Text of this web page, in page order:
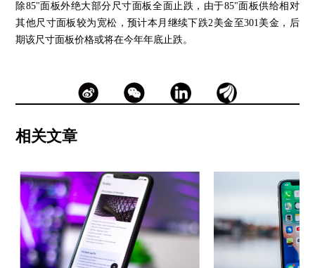
除85"面板外绝大部分尺寸面板全面止跌，由于85"面板供给相对
其他尺寸面板较为宽松，预计本月继续下跌2美金至301美金，后
期该尺寸面板价格或将在今年年底止跌。
相关文章